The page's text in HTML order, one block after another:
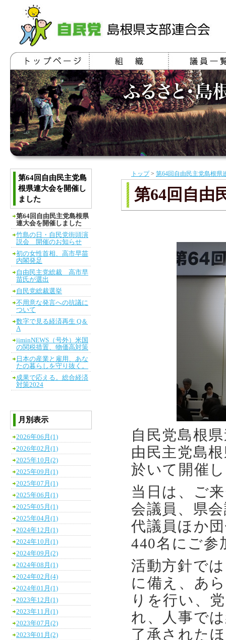
トップ> 第64回自由民主党島根県
第64回自由
自民党島根
由民主党島
於いて開催
当日は、ご
会議員、県
代議員ほか
440名にご参
活動方針で
に備え、あ
りを行い、
れ、人事で
了承された
第64回自由民主党島
根県連大会を開催し
ました
第64回自由民主党島根県
連大会を開催しました
竹島の日・自民党街頭演
説会 開催のお知らせ
初の女性首相、高市早苗
内閣発足
自由民主党総裁 高市早
苗氏が選出
自民党総裁選挙
不用意な発言への抗議に
ついて
数字で見る経済再生 Q＆
A
jiminNEWS（号外）米国
の関税措置、物価高対策
日本の産業と雇用、あな
たの暮らしを守り抜く。
成果で応える。総合経済
対策2024
月別表示
2026年06月(1)
2026年02月(1)
2025年10月(2)
2025年09月(1)
2025年07月(1)
2025年06月(1)
2025年05月(1)
2025年04月(1)
2024年12月(1)
2024年10月(1)
2024年09月(2)
2024年08月(1)
2024年02月(4)
2024年01月(1)
2023年12月(1)
2023年11月(1)
2023年07月(2)
2023年01月(2)